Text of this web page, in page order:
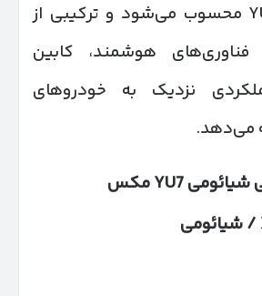
رایج و فعلی YU7 محسوب می‌شود و ترکیبی از
فناوری‌های هوشمند، کابین
نزدیک به خودروهای
می‌دهد.
YU7 مکس
/ شیائومی